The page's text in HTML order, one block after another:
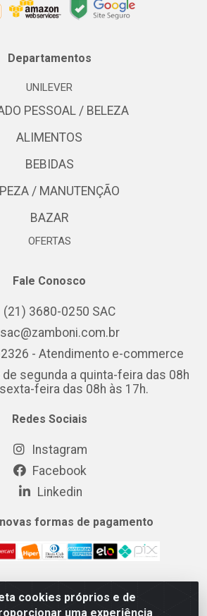
cookies próprios e de
uma experiência
Departamentos
UNILEVER
PESSOAL / BELEZA
ALIMENTOS
BEBIDAS
/ MANUTENÇÃO
BAZAR
OFERTAS
Fale Conosco
(21) 3680-0250 SAC
sac@zamboni.com.br
- Atendimento e-commerce
segunda a quinta-feira das 08h
feira das 08h às 17h.
Redes Sociais
Instagram
Facebook
Linkedin
formas de pagamento
DE COSMÉTICOS ALIMENTOS E